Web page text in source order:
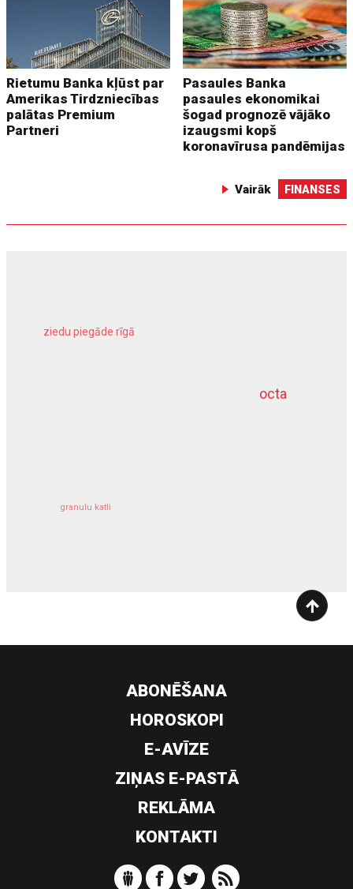
Rietumu Banka kļūst par
Amerikas Tirdzniecības
palātas Premium
Partneri
Pasaules Banka
pasaules ekonomikai
šogad prognozē vājāko
izaugsmi kopš
koronavīrusa pandēmijas
Vairāk FINANSES
octa
ziedu piegāde rīgā
granulu katli
dziļurbums
ABONĒŠANA
HOROSKOPI
E-AVĪZE
ZIŅAS E-PASTĀ
REKLĀMA
KONTAKTI